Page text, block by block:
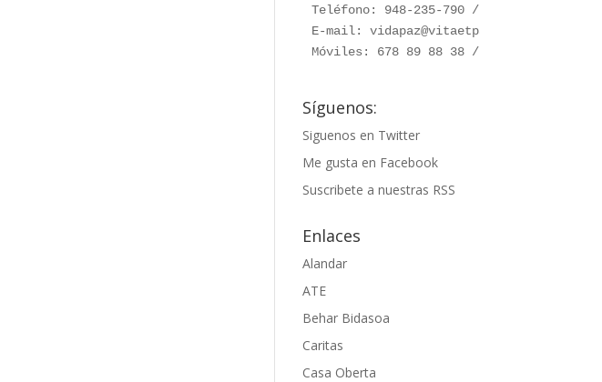
Teléfono: 948-235-790 / 948-230-787
E-mail: vidapaz@vitaetpax.org
Móviles: 678 89 88 38 /  660 76 91 28
Síguenos:
Siguenos en Twitter
Me gusta en Facebook
Suscribete a nuestras RSS
Enlaces
Alandar
ATE
Behar Bidasoa
Caritas
Casa Oberta